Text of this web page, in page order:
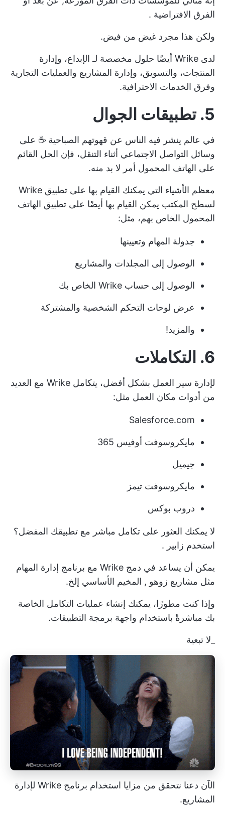
الفرق الافتراضية .
ولكن هذا مجرد غيض من فيض.
لدى Wrike أيضًا حلول مخصصة لـ
الإبداع، وإدارة
المنتجات، والتسويق، وإدارة المشاريع والعمليات التجارية
وفرق الخدمات الاحترافية.
5. تطبيقات الجوال
في عالم ينشر فيه الناس عن قهوتهم الصباحية ☕ على
وسائل التواصل الاجتماعي أثناء التنقل، فإن الحل القائم
على الهاتف المحمول أمر لا بد منه.
معظم الأشياء التي يمكنك القيام بها على تطبيق Wrike
لسطح المكتب يمكن القيام بها أيضًا على تطبيق الهاتف
المحمول الخاص بهم، مثل:
جدولة المهام وتعيينها
الوصول إلى المجلدات والمشاريع
الوصول إلى حساب Wrike الخاص بك
عرض لوحات التحكم الشخصية والمشتركة
والمزيد!
6. التكاملات
لإدارة سير العمل بشكل أفضل، يتكامل Wrike مع العديد
من أدوات مكان العمل مثل:
Salesforce.com
مايكروسوفت أوفيس 365
جيميل
مايكروسوفت تيمز
دروب بوكس
لا يمكنك العثور على تكامل مباشر مع تطبيقك المفضل؟
استخدم زابير .
يمكن أن يساعد في دمج Wrike مع
برنامج إدارة المهام
مثل مشاريع زوهو , المخيم الأساسي إلخ.
وإذا كنت مطورًا، يمكنك إنشاء عمليات التكامل الخاصة
بك مباشرةً باستخدام واجهة برمجة التطبيقات.
_لا تبعية
الآن دعنا نتحقق من مزايا استخدام برنامج Wrike لإدارة
المشاريع.